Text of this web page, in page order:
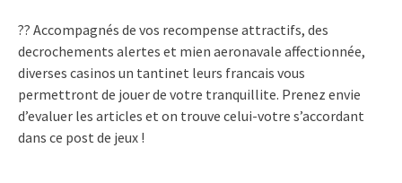
?? Accompagnés de vos recompense attractifs, des
decrochements alertes et mien aeronavale affectionnée,
diverses casinos un tantinet leurs francais vous
permettront de jouer de votre tranquillite. Prenez envie
d’evaluer les articles et on trouve celui-votre s’accordant
dans ce post de jeux !